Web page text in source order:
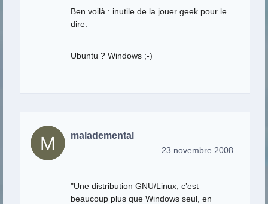
Ben voilà : inutile de la jouer geek pour le
dire.
Ubuntu ? Windows ;-)
malademental
23 novembre 2008
"Une distribution GNU/Linux, c’est
beaucoup plus que Windows seul, en